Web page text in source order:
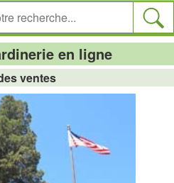
en ligne
ventes